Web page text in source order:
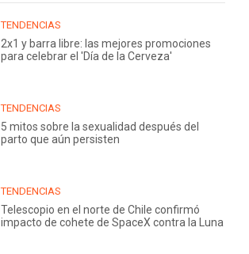
TENDENCIAS
2x1 y barra libre: las mejores promociones
para celebrar el 'Día de la Cerveza'
TENDENCIAS
5 mitos sobre la sexualidad después del
parto que aún persisten
TENDENCIAS
Telescopio en el norte de Chile confirmó
impacto de cohete de SpaceX contra la Luna